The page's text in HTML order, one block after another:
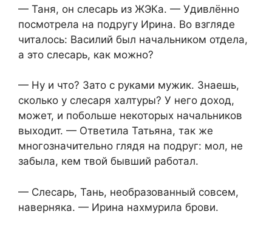
— Таня, он слесарь из ЖЭКа. — Удивлённо
посмотрела на подругу Ирина. Во взгляде
читалось: Василий был начальником отдела,
а это слесарь, как можно?
— Ну и что? Зато с руками мужик. Знаешь,
сколько у слесаря халтуры? У него доход,
может, и побольше некоторых начальников
выходит. — Ответила Татьяна, так же
многозначительно глядя на подруг: мол, не
забыла, кем твой бывший работал.
— Слесарь, Тань, необразованный совсем,
наверняка. — Ирина нахмурила брови.